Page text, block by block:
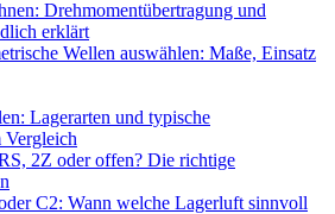
Drehmomentübertragung und
erklärt
Wellen auswählen: Maße, Einsatz
Lagerarten und typische
Vergleich
2Z oder offen? Die richtige
C2: Wann welche Lagerluft sinnvoll